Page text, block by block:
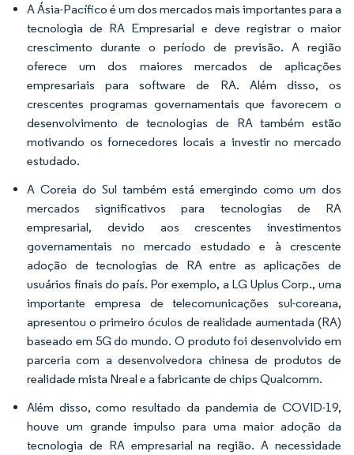
A Ásia-Pacífico é um dos mercados mais importantes para a
tecnologia de RA Empresarial e deve registrar o maior
crescimento durante o período de previsão. A região
oferece um dos maiores mercados de aplicações
empresariais para software de RA. Além disso, os
crescentes programas governamentais que favorecem o
desenvolvimento de tecnologias de RA também estão
motivando os fornecedores locais a investir no mercado
estudado.
A Coreia do Sul também está emergindo como um dos
mercados significativos para tecnologias de RA
empresarial, devido aos crescentes investimentos
governamentais no mercado estudado e à crescente
adoção de tecnologias de RA entre as aplicações de
usuários finais do país. Por exemplo, a LG Uplus Corp., uma
importante empresa de telecomunicações sul-coreana,
apresentou o primeiro óculos de realidade aumentada (RA)
baseado em 5G do mundo. O produto foi desenvolvido em
parceria com a desenvolvedora chinesa de produtos de
realidade mista Nreal e a fabricante de chips Qualcomm.
Além disso, como resultado da pandemia de COVID-19,
houve um grande impulso para uma maior adoção da
tecnologia de RA empresarial na região. A necessidade